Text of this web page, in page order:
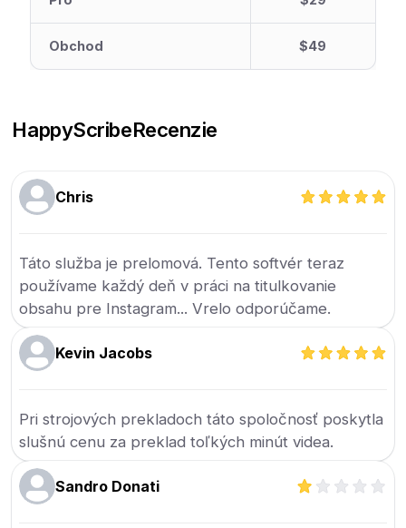
Obchod $49
HappyScribeRecenzie
Chris
Táto služba je prelomová. Tento softvér teraz
používame každý deň v práci na titulkovanie
obsahu pre Instagram... Vrelo odporúčame.
Kevin Jacobs
Pri strojových prekladoch táto spoločnosť poskytla
slušnú cenu za preklad toľkých minút videa.
Sandro Donati